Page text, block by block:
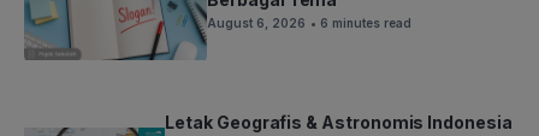
August 6, 2026 • 6 minutes read
Letak Geografis & Astronomis Indonesia